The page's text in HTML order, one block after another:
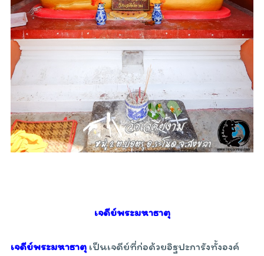
เจดีย์พระมหาธาตุ
เจดีย์พระมหาธาตุ เป็นเจดีย์ที่ก่อด้วยอิฐปะการังทั้งองค์